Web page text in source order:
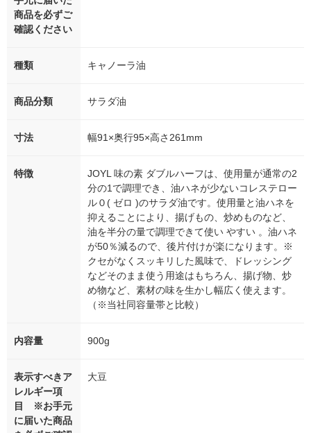
商品を必ずご
確認ください
種類 キャノーラ油
商品分類 サラダ油
寸法 幅91×奥行95×高さ261mm
特徴
JOYL 味の素 ダブルハーフは、使用量が通常の2
分の1で調理でき、油ハネが少ないコレステロー
ル０( ゼロ )のサラダ油です。使用量と油ハネを
抑えることにより、揚げもの、炒めものなど、
油を半分の量で調理できて使い やすい 。油ハネ
が50％減るので、後片付けが楽になります。※
クセがなくスッキリした風味で、ドレッシング
などそのまま使う用途はもちろん、揚げ物、炒
め物など、素材の味を生かし幅広く使えます。
（※当社同容量帯と比較）
内容量 900g
表示すべきア
レルギー項
目 ※お手元
に届いた商品
大豆